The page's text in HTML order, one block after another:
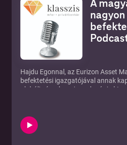
Bernadett vezető szerkesztő,
szerkesztő és Király Béla újságíró.
A
Hajdu Egonnal, az Eurizon Asset
befektetési igazgatójával annak
globális és a hazai gazdasági